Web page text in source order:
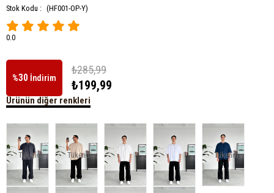
Stok Kodu : (HF001-OP-Y)
0.0
%30 İndirim
₺285,99
₺199,99
Ürünün diğer renkleri
Tükendi Tükendi Tükendi